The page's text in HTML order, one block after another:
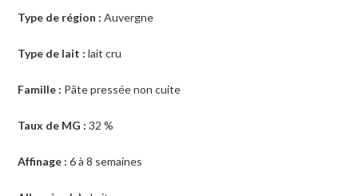
Type de région : Auvergne
Type de lait : lait cru
Famille : Pâte pressée non cuite
Taux de MG : 32 %
Affinage : 6 à 8 semaines